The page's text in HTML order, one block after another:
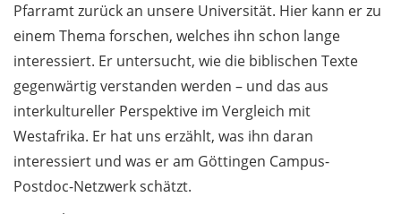
11. März 2026: FishBowl
„Selbstverständnis und
Grundordnung der
Universität“ / 11 March
2026: FishBowl „Self-
image and constitution
of the University“
Neuer Diversitätspreis
Pfarramt zurück an unsere Universität. Hier kann er zu
einem Thema forschen, welches ihn schon lange
interessiert. Er untersucht, wie die biblischen Texte
gegenwärtig verstanden werden – und das aus
interkultureller Perspektive im Vergleich mit
Westafrika. Er hat uns erzählt, was ihn daran
interessiert und was er am Göttingen Campus-
Postdoc-Netzwerk schätzt.